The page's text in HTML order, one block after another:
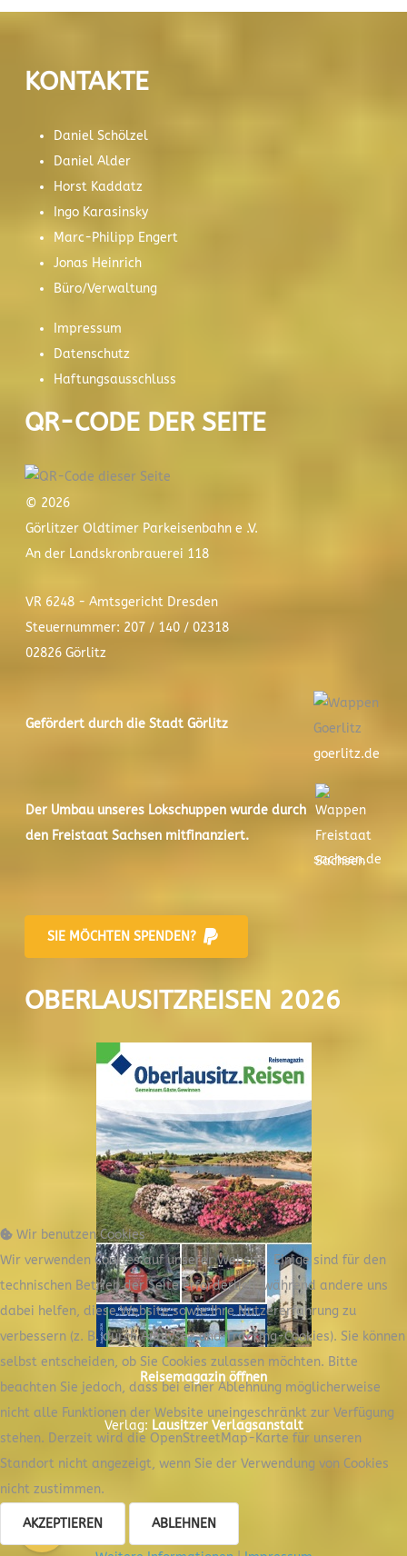
KONTAKTE
Daniel Schölzel
Daniel Alder
Horst Kaddatz
Ingo Karasinsky
Marc-Philipp Engert
Jonas Heinrich
Büro/Verwaltung
Impressum
Datenschutz
Haftungsausschluss
QR-CODE DER SEITE
© 2026
Görlitzer Oldtimer Parkeisenbahn e .V.
An der Landskronbrauerei 118
VR 6248 - Amtsgericht Dresden
Steuernummer: 207 / 140 / 02318
02826 Görlitz
Gefördert durch die Stadt Görlitz
goerlitz.de
Der Umbau unseres Lokschuppen wurde durch
den Freistaat Sachsen mitfinanziert.
sachsen.de
SIE MÖCHTEN SPENDEN?
OBERLAUSITZREISEN 2026
Reisemagazin öffnen
Verlag: Lausitzer Verlagsanstalt
Wir benutzen Cookies
Wir verwenden Cookies auf unserer Website. Einige sind für den
technischen Betrieb der Seite erforderlich, während andere uns
dabei helfen, diese Website sowie Ihre Nutzererfahrung zu
verbessern (z. B. durch Analyse- und Tracking-Cookies). Sie können
selbst entscheiden, ob Sie Cookies zulassen möchten. Bitte
beachten Sie jedoch, dass bei einer Ablehnung möglicherweise
nicht alle Funktionen der Website uneingeschränkt zur Verfügung
stehen. Derzeit wird die OpenStreetMap-Karte für unseren
Standort nicht angezeigt, wenn Sie der Verwendung von Cookies
nicht zustimmen.
AKZEPTIEREN ABLEHNEN